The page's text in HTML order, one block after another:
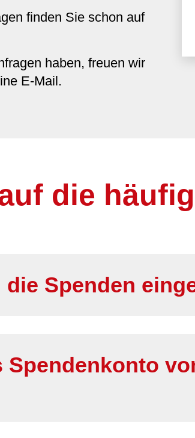
finden Sie schon auf
haben, freuen wir
E-Mail.
die
Spenden
Spendenkonto